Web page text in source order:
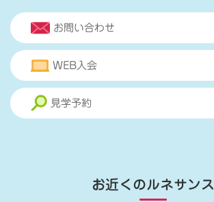
お問い合わせ
WEB入会
見学予約
お近くのルネサンス